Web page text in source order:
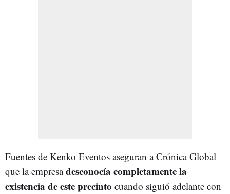
Fuentes de Kenko Eventos aseguran a Crónica Global
que la empresadesconocía completamente la
existencia de este precinto cuando siguió adelante con